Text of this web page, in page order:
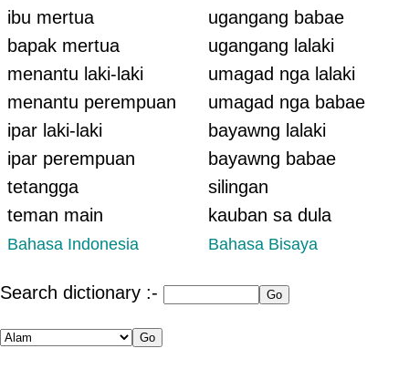
ibu mertua
ugangang babae
bapak mertua
ugangang lalaki
menantu laki-laki
umagad nga lalaki
menantu perempuan
umagad nga babae
ipar laki-laki
bayawng lalaki
ipar perempuan
bayawng babae
tetangga
silingan
teman main
kauban sa dula
Bahasa Indonesia Bahasa Bisaya
Search dictionary :-